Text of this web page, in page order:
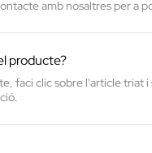
amb nosaltres per a
producte?
faci clic sobre l'article